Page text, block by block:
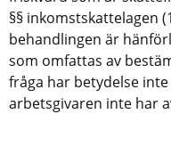
§§ inkomstskattelagen
behandlingen är
som omfattas av
fråga har betydelse
arbetsgivaren inte har